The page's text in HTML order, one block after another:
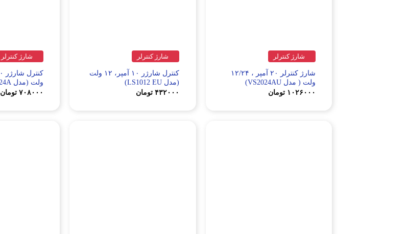
شارژ کنترلر
شارژ کنترلر ۲۰ آمپر ، ۱۲/۲۴
ولت ( مدل VS2024AU)
۱۰۲۶۰۰۰ تومان
شارژ کنترلر
کنترل شارژر ۱۰ آمپر، ۱۲ ولت
(مدل LS1012 EU)
۴۳۲۰۰۰ تومان
شارژ کنترلر
ولت (مدل VS1024A)
۷۰۸۰۰۰ تومان